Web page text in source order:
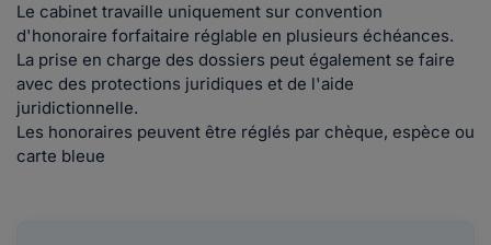
Le cabinet travaille uniquement sur convention
d'honoraire forfaitaire réglable en plusieurs échéances.
La prise en charge des dossiers peut également se faire
avec des protections juridiques et de l'aide
juridictionnelle.
Les honoraires peuvent être réglés par chèque, espèce ou
carte bleue